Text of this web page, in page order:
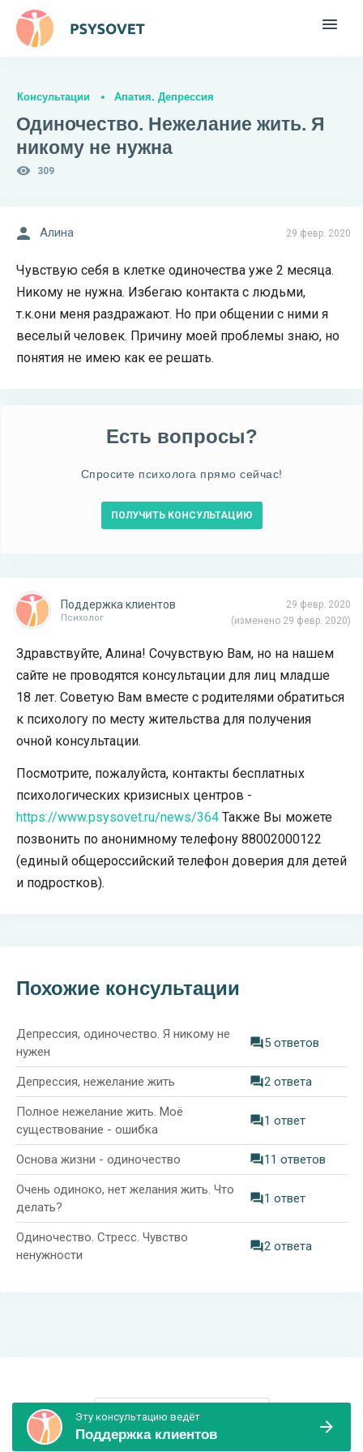
Консультации Апатия. Депрессия
Одиночество. Нежелание жить. Я
никому не нужна
309
29 февр. 2020
Алина
Чувствую себя в клетке одиночества уже 2 месяца.
Никому не нужна. Избегаю контакта с людьми,
т.к.они меня раздражают. Но при общении с ними я
веселый человек. Причину моей проблемы знаю, но
понятия не имею как ее решать.
Есть вопросы?
Спросите психолога прямо сейчас!
ПОЛУЧИТЬ КОНСУЛЬТАЦИЮ
29 февр. 2020
(изменено 29 февр. 2020)
Поддержка клиентов
Психолог
Здравствуйте, Алина! Сочувствую Вам, но на нашем
сайте не проводятся консультации для лиц младше
18 лет. Советую Вам вместе с родителями обратиться
к психологу по месту жительства для получения
очной консультации.
Посмотрите, пожалуйста, контакты бесплатных
психологических кризисных центров -
https://www.psysovet.ru/news/364 Также Вы можете
позвонить по анонимному телефону 88002000122
(единый общероссийский телефон доверия для детей
и подростков).
Похожие консультации
Депрессия, одиночество. Я никому не
нужен
5 ответов
Депрессия, нежелание жить 2 ответа
Полное нежелание жить. Моё
существование - ошибка
1 ответ
Основа жизни - одиночество 11 ответов
Очень одиноко, нет желания жить. Что
делать?
1 ответ
Одиночество. Стресс. Чувство
ненужности
2 ответа
Эту консультацию ведёт
Поддержка клиентов